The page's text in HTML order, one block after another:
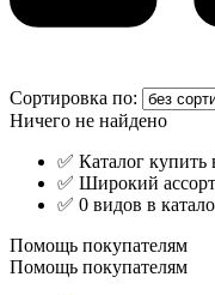
Сортировка по:
Ничего не найдено
✅ Каталог купить
✅ Широкий
✅ 0 видов в
Помощь покупателям
Помощь покупателям